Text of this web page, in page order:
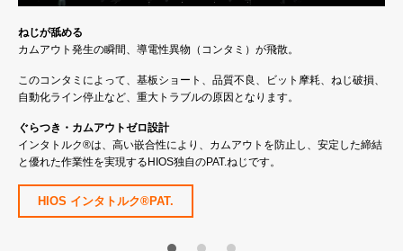
ねじが舐める
カムアウト発生の瞬間、導電性異物（コンタミ）が飛散。
このコンタミによって、基板ショート、品質不良、ビット摩耗、ねじ破損、
自動化ライン停止など、重大トラブルの原因となります。
ぐらつき・カムアウトゼロ設計
インタトルク®は、高い嵌合性により、カムアウトを防止し、安定した締結
と優れた作業性を実現するHIOS独自のPAT.ねじです。
HIOS インタトルク®PAT.